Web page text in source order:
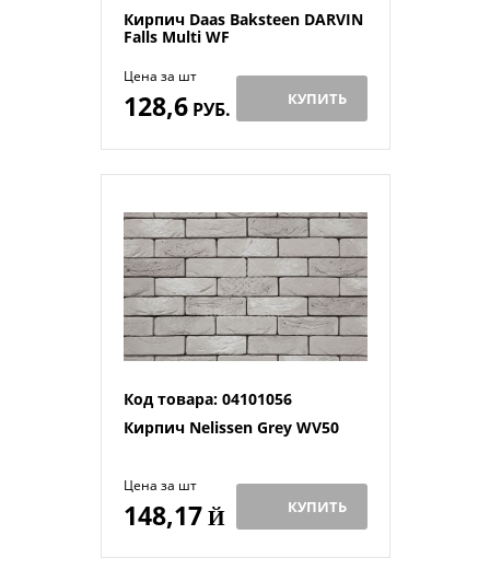
Кирпич Daas Baksteen DARVIN
Falls Multi WF
Цена за шт
128,6РУБ. КУПИТЬ
Код товара: 04101056
Кирпич Nelissen Grey WV50
Цена за шт
148,17Й КУПИТЬ